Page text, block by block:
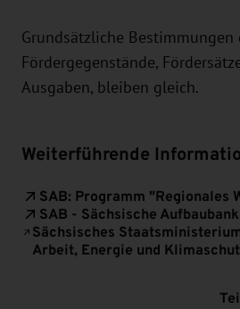
Grundsätzliche Bestimmungen
Fördergegenstände,
Ausgaben, bleiben gleich.
Weiterführende
SAB: Programm "Regionales
SAB - Sächsische Aufbaubank
Sächsisches
Arbeit, Energie und